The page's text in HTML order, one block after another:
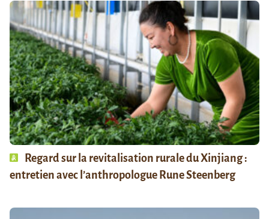
Regard sur la revitalisation rurale du Xinjiang :
entretien avec l’anthropologue Rune Steenberg